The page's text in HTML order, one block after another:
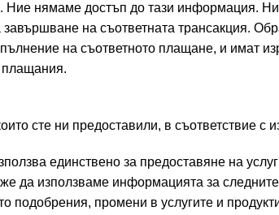
Ние нямаме достъп до тази информация.
на съответната трансакция.
на съответното плащане, и имат
плащания.
сте ни предоставили, в съответствие с
единствено за предоставяне на
да използваме информацията за
промени в услугите и